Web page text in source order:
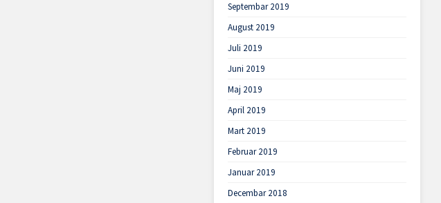
Septembar 2019
August 2019
Juli 2019
Juni 2019
Maj 2019
April 2019
Mart 2019
Februar 2019
Januar 2019
Decembar 2018